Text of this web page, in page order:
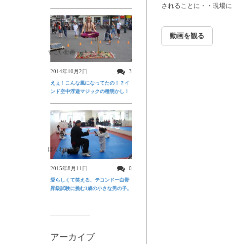
されることに・・現場
動画を観る
すごい動画
2014年10月2日 3
えぇ！こんな風になってたの！？イ
ンド空中浮遊マジックの種明かし！
ほんわか映像
2015年8月11日 0
愛らしくて笑える、テコンドー白帯
昇級試験に挑む3歳の小さな男の子。
アーカイブ